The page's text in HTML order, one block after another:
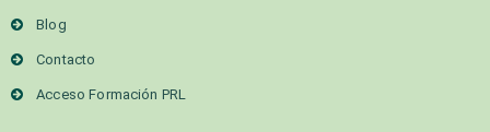
Blog
Contacto
Acceso Formación PRL